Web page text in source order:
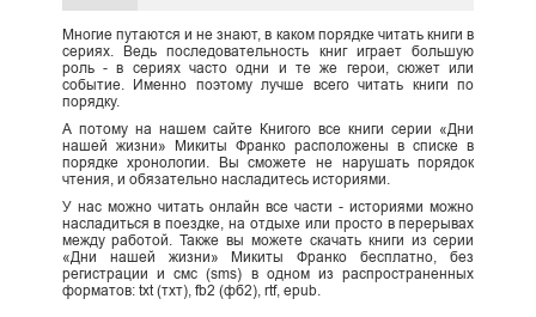
Многие путаются и не знают, в каком порядке читать книги в
сериях. Ведь последовательность книг играет большую
роль - в сериях часто одни и те же герои, сюжет или
событие. Именно поэтому лучше всего читать книги по
порядку.
А потому на нашем сайте Книгого все книги серии «Дни
нашей жизни» Микиты Франко расположены в списке в
порядке хронологии. Вы сможете не нарушать порядок
чтения, и обязательно насладитесь историями.
У нас можно читать онлайн все части - историями можно
насладиться в поездке, на отдыхе или просто в перерывах
между работой. Также вы можете скачать книги из серии
«Дни нашей жизни» Микиты Франко бесплатно, без
регистрации и смс (sms) в одном из распространенных
форматов: txt (тхт), fb2 (фб2), rtf, epub.